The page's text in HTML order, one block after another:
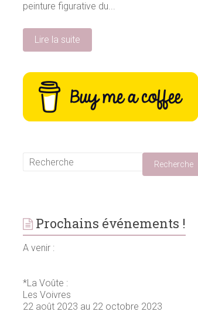
peinture figurative du...
Lire la suite
Prochains événements !
A venir :
*La Voûte :
Les Voivres
22 août 2023 au 22 octobre 2023